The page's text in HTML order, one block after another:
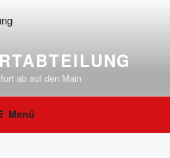
ab auf den Main
Menü